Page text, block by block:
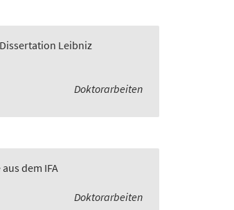
Dissertation Leibniz
Doktorarbeiten
dem IFA
Doktorarbeiten